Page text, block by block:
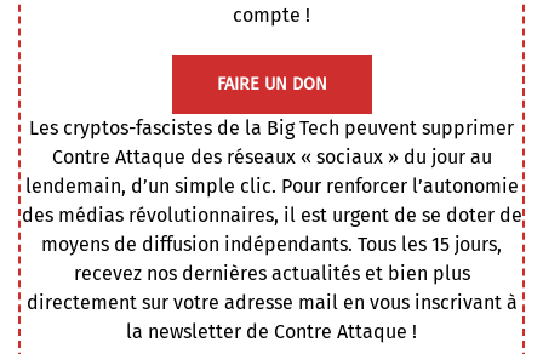
compte !
FAIRE UN DON
Les cryptos-fascistes de la Big Tech peuvent supprimer
Contre Attaque des réseaux « sociaux » du jour au
lendemain, d’un simple clic. Pour renforcer l’autonomie
des médias révolutionnaires, il est urgent de se doter de
moyens de diffusion indépendants. Tous les 15 jours,
recevez nos dernières actualités et bien plus
directement sur votre adresse mail en vous inscrivant à
la newsletter de Contre Attaque !